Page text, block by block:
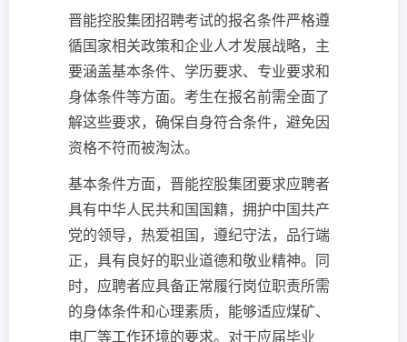
晋能控股集团招聘考试的报名条件严格遵
循国家相关政策和企业人才发展战略，主
要涵盖基本条件、学历要求、专业要求和
身体条件等方面。考生在报名前需全面了
解这些要求，确保自身符合条件，避免因
资格不符而被淘汰。
基本条件方面，晋能控股集团要求应聘者
具有中华人民共和国国籍，拥护中国共产
党的领导，热爱祖国，遵纪守法，品行端
正，具有良好的职业道德和敬业精神。同
时，应聘者应具备正常履行岗位职责所需
的身体条件和心理素质，能够适应煤矿、
电厂等工作环境的要求。对于应届毕业